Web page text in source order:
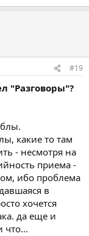
#19
"Разговоры"?
какие то там
- несмотря на
приема -
ибо проблема
в
хочется
да еще и
что...